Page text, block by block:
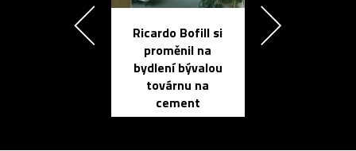
Ricardo Bofill si
proměnil na
bydlení bývalou
továrnu na
cement